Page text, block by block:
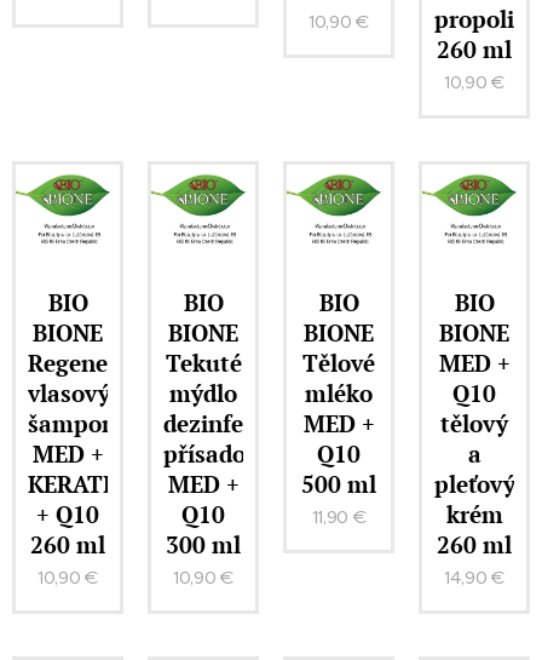
10,90 €
260 ml
10,90 €
BIO
BIONE
Regenerační
vlasový
šampon
MED +
KERATIN
+ Q10
260 ml
10,90 €
BIO
BIONE
Tekuté
mýdlo
dezinfekční
přísadou
MED +
Q10
300 ml
10,90 €
BIO
BIONE
Tělové
mléko
MED +
Q10
500 ml
11,90 €
BIO
BIONE
MED +
Q10
tělový
a
pleťový
krém
260 ml
14,90 €